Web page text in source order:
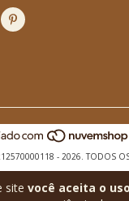
site você aceita o
- 2026. TODOS